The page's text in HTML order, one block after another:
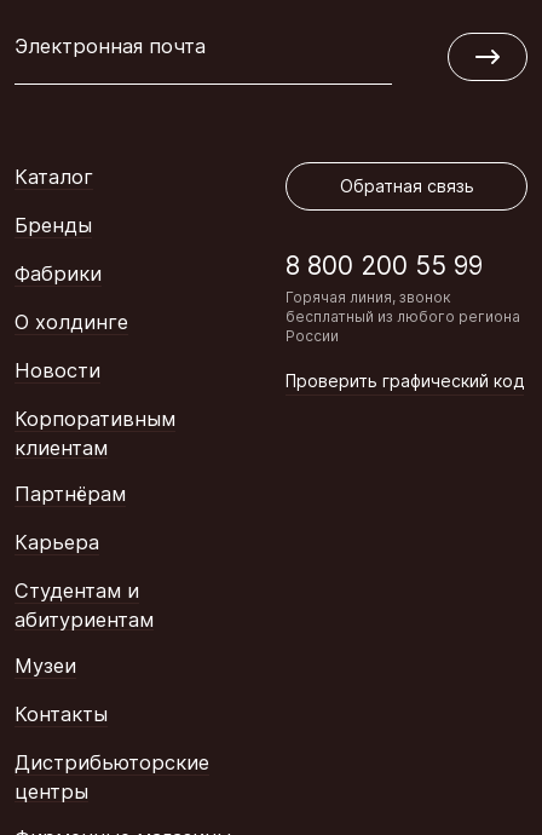
Электронная почта
Каталог
Бренды
Фабрики
О холдинге
Новости
Корпоративным
клиентам
Партнёрам
Карьера
Студентам и
абитуриентам
Музеи
Контакты
Дистрибьюторские
центры
Обратная связь
8 800 200 55 99
Горячая линия, звонок
бесплатный из любого региона
России
Проверить графический код